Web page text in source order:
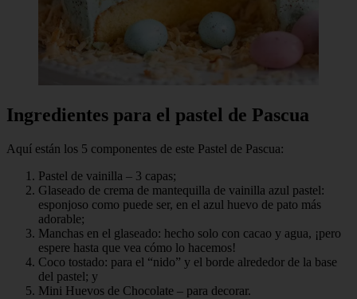
Ingredientes para el pastel de Pascua
Aquí están los 5 componentes de este Pastel de Pascua:
Pastel de vainilla – 3 capas;
Glaseado de crema de mantequilla de vainilla azul pastel:
esponjoso como puede ser, en el azul huevo de pato más
adorable;
Manchas en el glaseado: hecho solo con cacao y agua, ¡pero
espere hasta que vea cómo lo hacemos!
Coco tostado: para el “nido” y el borde alrededor de la base
del pastel; y
Mini Huevos de Chocolate – para decorar.